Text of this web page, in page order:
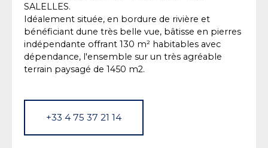
SALELLES.
Idéalement située, en bordure de rivière et
bénéficiant dune très belle vue, bâtisse en pierres
indépendante offrant 130 m² habitables avec
dépendance, l'ensemble sur un très agréable
terrain paysagé de 1450 m2.
+33 4 75 37 21 14